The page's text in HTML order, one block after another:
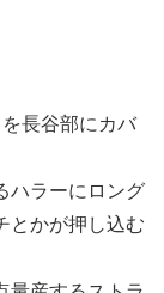
長谷部にカバ
ハラーにロング
とかが押し込む